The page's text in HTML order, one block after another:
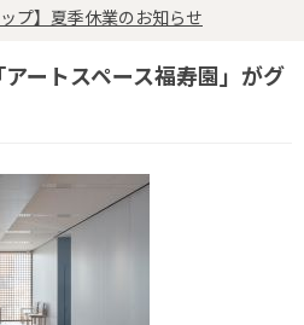
プ】夏季休業のお知らせ
ートスペース福寿園」がグ